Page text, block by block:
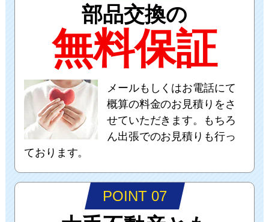
部品交換の
無料保証
メールもしくはお電話にて
概算の料金のお見積りをさ
せていただきます。もちろ
ん出張でのお見積りも行っ
ております。
POINT 07